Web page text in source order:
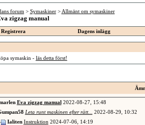
forum > Symaskiner > Allmänt om symaskiner
zigzag manual
Registrera Dagens inlägg
symaskin - läs detta först!
Eva zigzag manual2022-08-27, 15:48
Leta runt maskinen efter rätt... 2022-08-29,
10:32
Ialiten Instruktion 2024-07-06, 14:19